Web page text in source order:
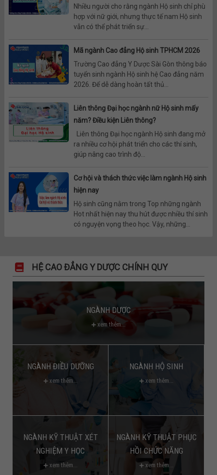
Nhiều người cho rằng ngành Hộ sinh chỉ phù
hợp với nữ giới, nhưng thực tế nam Hộ sinh
vẫn có thể phát triển sự...
Mã ngành Cao đẳng Hộ sinh TPHCM 2026
Trường Cao đẳng Y Dược Sài Gòn thông báo
tuyển sinh ngành Hộ sinh hệ Cao đẳng năm
2026. Để dễ dàng hoàn tất thủ...
Liên thông Đại học ngành nữ Hộ sinh mấy
năm? Điều kiện Liên thông?
Liên thông Đại học ngành Hộ sinh đang mở
ra nhiều cơ hội phát triển cho các thí sinh,
giúp nâng cao trình độ...
Cơ hội và thách thức việc làm ngành Hộ sinh
hiện nay
Hộ sinh cũng nằm trong Top những ngành
Hot nhất hiện nay thu hút được nhiều thí sinh
có nguyện vọng theo học. Vậy, những...
HỆ CAO ĐẲNG Y DƯỢC CHÍNH QUY
NGÀNH DƯỢC
xem thêm...
NGÀNH ĐIỀU DƯỠNG
xem thêm...
NGÀNH HỘ SINH
xem thêm...
NGÀNH KỸ THUẬT XÉT
NGHIỆM Y HỌC
xem thêm...
NGÀNH KỸ THUẬT PHỤC
HỒI CHỨC NĂNG
xem thêm...